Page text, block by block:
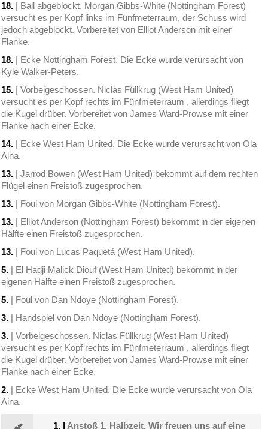
18. | Ball abgeblockt. Morgan Gibbs-White (Nottingham Forest)
versucht es per Kopf links im Fünfmeterraum, der Schuss wird
jedoch abgeblockt. Vorbereitet von Elliot Anderson mit einer
Flanke.
18. | Ecke Nottingham Forest. Die Ecke wurde verursacht von
Kyle Walker-Peters.
15. | Vorbeigeschossen. Niclas Füllkrug (West Ham United)
versucht es per Kopf rechts im Fünfmeterraum , allerdings fliegt
die Kugel drüber. Vorbereitet von James Ward-Prowse mit einer
Flanke nach einer Ecke.
14. | Ecke West Ham United. Die Ecke wurde verursacht von Ola
Aina.
13. | Jarrod Bowen (West Ham United) bekommt auf dem rechten
Flügel einen Freistoß zugesprochen.
13. | Foul von Morgan Gibbs-White (Nottingham Forest).
13. | Elliot Anderson (Nottingham Forest) bekommt in der eigenen
Hälfte einen Freistoß zugesprochen.
13. | Foul von Lucas Paquetá (West Ham United).
5. | El Hadji Malick Diouf (West Ham United) bekommt in der
eigenen Hälfte einen Freistoß zugesprochen.
5. | Foul von Dan Ndoye (Nottingham Forest).
3. | Handspiel von Dan Ndoye (Nottingham Forest).
3. | Vorbeigeschossen. Niclas Füllkrug (West Ham United)
versucht es per Kopf rechts im Fünfmeterraum , allerdings fliegt
die Kugel drüber. Vorbereitet von James Ward-Prowse mit einer
Flanke nach einer Ecke.
2. | Ecke West Ham United. Die Ecke wurde verursacht von Ola
Aina.
1. | Anstoß 1. Halbzeit. Wir freuen uns auf eine